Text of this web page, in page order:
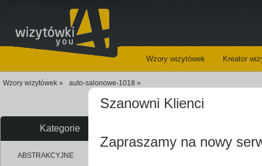
Wzory wizytówek Kreator
Wzory wizytówek » auto-salonowe-1018 »
Kategorie
ABSTRAKCYJNE
ABC
Szanowni Klienci
Zapraszamy na nowy